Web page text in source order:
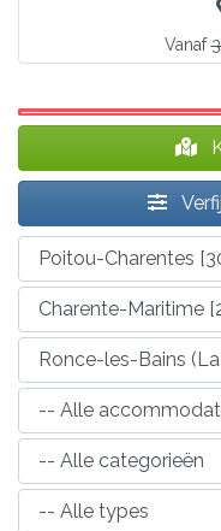
Vanaf